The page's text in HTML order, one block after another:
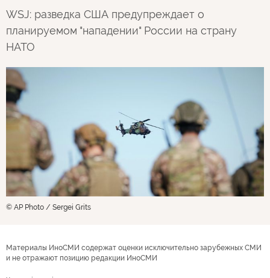
WSJ: разведка США предупреждает о
планируемом "нападении" России на страну
НАТО
© AP Photo / Sergei Grits
Материалы ИноСМИ содержат оценки исключительно зарубежных СМИ
и не отражают позицию редакции ИноСМИ